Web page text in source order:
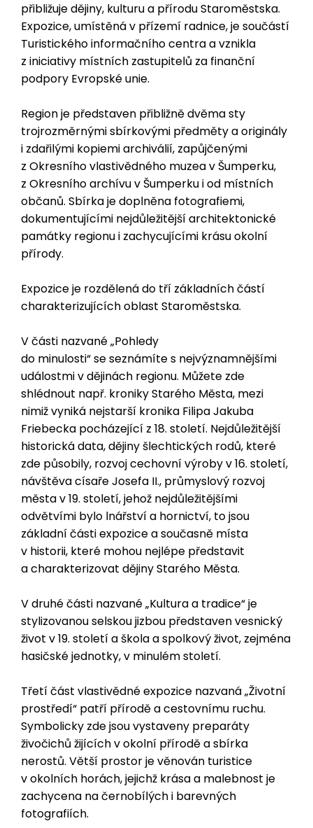
přibližuje dějiny, kulturu a přírodu Staroměstska.
Expozice, umístěná v přízemí radnice, je součástí
Turistického informačního centra a vznikla
z iniciativy místních zastupitelů za finanční
podpory Evropské unie.
Region je představen přibližně dvěma sty
trojrozměrnými sbírkovými předměty a originály
i zdařilými kopiemi archiválií, zapůjčenými
z Okresního vlastivědného muzea v Šumperku,
z Okresního archívu v Šumperku i od místních
občanů. Sbírka je doplněna fotografiemi,
dokumentujícími nejdůležitější architektonické
památky regionu i zachycujícími krásu okolní
přírody.
Expozice je rozdělená do tří základních částí
charakterizujících oblast Staroměstska.
V části nazvané „Pohledy
do minulosti“ se seznámíte s nejvýznamnějšími
událostmi v dějinách regionu. Můžete zde
shlédnout např. kroniky Starého Města, mezi
nimiž vyniká nejstarší kronika Filipa Jakuba
Friebecka pocházející z 18. století. Nejdůležitější
historická data, dějiny šlechtických rodů, které
zde působily, rozvoj cechovní výroby v 16. století,
návštěva císaře Josefa II., průmyslový rozvoj
města v 19. století, jehož nejdůležitějšími
odvětvími bylo lnářství a hornictví, to jsou
základní části expozice a současně místa
v historii, které mohou nejlépe představit
a charakterizovat dějiny Starého Města.
V druhé části nazvané „Kultura a tradice“ je
stylizovanou selskou jizbou představen vesnický
život v 19. století a škola a spolkový život, zejména
hasičské jednotky, v minulém století.
Třetí část vlastivědné expozice nazvaná „Životní
prostředí“ patří přírodě a cestovnímu ruchu.
Symbolicky zde jsou vystaveny preparáty
živočichů žijících v okolní přírodě a sbírka
nerostů. Větší prostor je věnován turistice
v okolních horách, jejichž krása a malebnost je
zachycena na černobílých i barevných
fotografiích.